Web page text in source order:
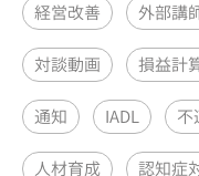
経営改善 外部講
対談動画 損益計
通知 IADL 不
人材育成 認知症